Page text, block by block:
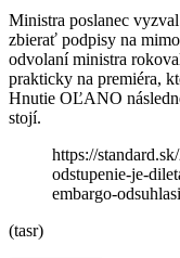
Ministra poslanec
zbierať podpisy na
odvolaní ministra
prakticky na premiéra,
Hnutie OĽANO
stojí.
https://
odstupenie-je-
embargo-
(tasr)